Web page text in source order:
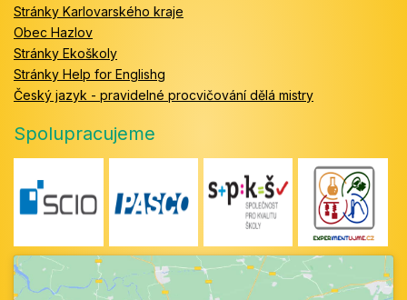
Stránky Karlovarského kraje
Obec Hazlov
Stránky Ekoškoly
Stránky Help for Englishg
Český jazyk - pravidelné procvičování dělá mistry
Spolupracujeme